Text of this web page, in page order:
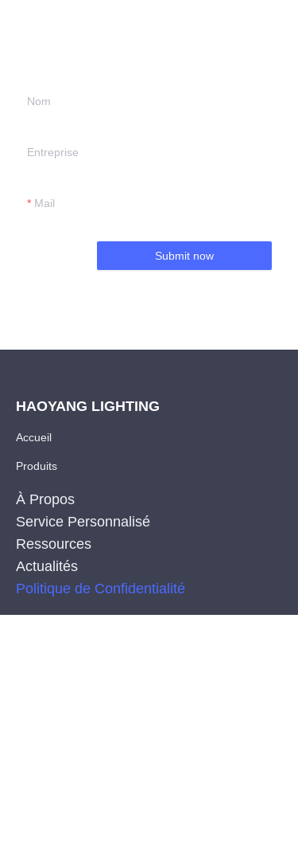
Nom
Entreprise
Mail
Submit now
HAOYANG LIGHTING
Accueil
Produits
À Propos
Service Personnalisé
Ressources
Actualités
Politique de Confidentialité
FR